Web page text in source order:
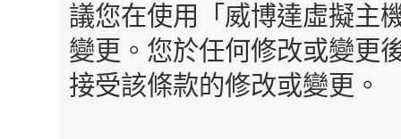
議您在使用「威博達虛擬主
變更。您於任何修改或變更
接受該條款的修改或變更。